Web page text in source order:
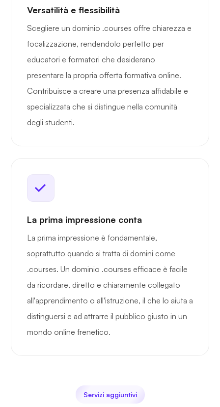
Versatilità e flessibilità
Scegliere un dominio .courses offre chiarezza e
focalizzazione, rendendolo perfetto per
educatori e formatori che desiderano
presentare la propria offerta formativa online.
Contribuisce a creare una presenza affidabile e
specializzata che si distingue nella comunità
degli studenti.
La prima impressione conta
La prima impressione è fondamentale,
soprattutto quando si tratta di domini come
.courses. Un dominio .courses efficace è facile
da ricordare, diretto e chiaramente collegato
all'apprendimento o all'istruzione, il che lo aiuta a
distinguersi e ad attrarre il pubblico giusto in un
mondo online frenetico.
Servizi aggiuntivi